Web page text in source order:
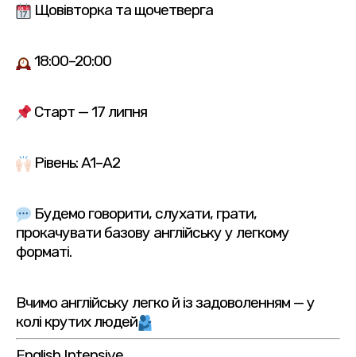
Щовівторка та щочетверга
18:00–20:00
Старт — 17 липня
Рівень: A1–A2
Будемо говорити, слухати, грати,
прокачувати базову англійську у легкому
форматі.
Вчимо англійську легко й із задоволенням — у
колі крутих людей